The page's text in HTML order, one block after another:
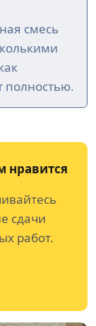
смесь
полностью.
нравится
сдачи
работ.